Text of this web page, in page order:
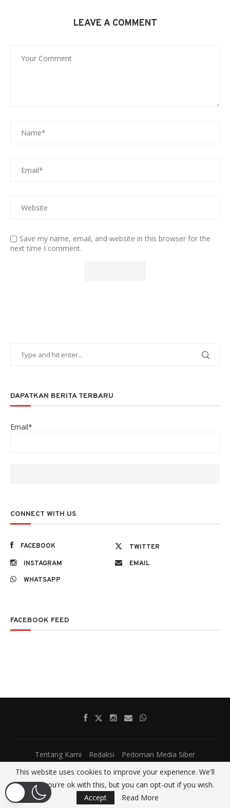
LEAVE A COMMENT
Save my name, email, and website in this browser for the
next time I comment.
DAPATKAN BERITA TERBARU
Email*
CONNECT WITH US
FACEBOOK
TWITTER
INSTAGRAM
EMAIL
WHATSAPP
FACEBOOK FEED
Tentang Kami Redaksi Pedoman Media Siber
@2017 - All Right Reserved.SatumenitNews
BACK TO TOP
This website uses cookies to improve your experience. We'll
assume you're ok with this, but you can opt-out if you wish.
Accept
Read More